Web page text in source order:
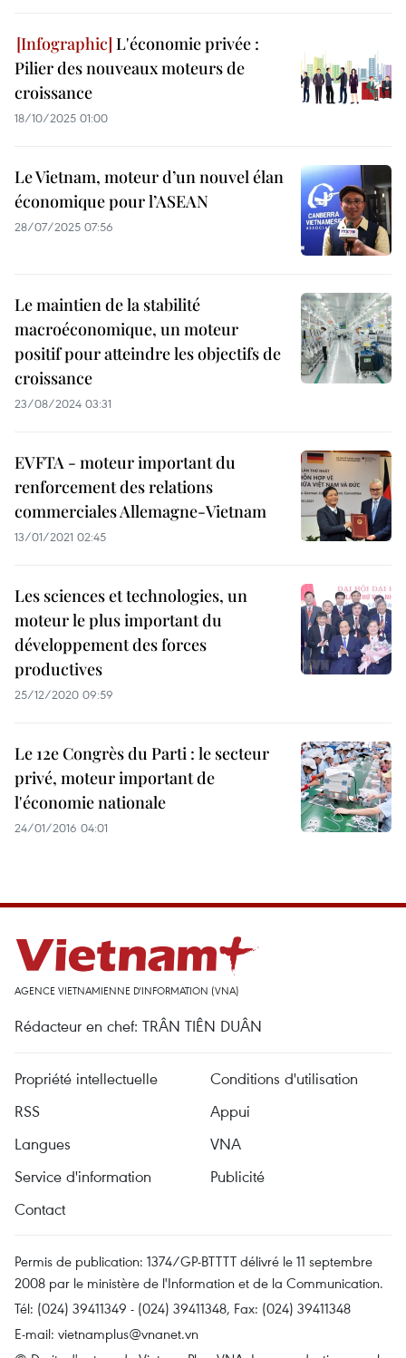
L'économie privée :
Pilier des nouveaux moteurs de
croissance
18/10/2025 01:00
Le Vietnam, moteur d’un nouvel élan
économique pour l’ASEAN
28/07/2025 07:56
Le maintien de la stabilité
macroéconomique, un moteur
positif pour atteindre les objectifs de
croissance
23/08/2024 03:31
EVFTA - moteur important du
renforcement des relations
commerciales Allemagne-Vietnam
13/01/2021 02:45
Les sciences et technologies, un
moteur le plus important du
développement des forces
productives
25/12/2020 09:59
Le 12e Congrès du Parti : le secteur
privé, moteur important de
l'économie nationale
24/01/2016 04:01
AGENCE VIETNAMIENNE D'INFORMATION (VNA)
Rédacteur en chef: TRÂN TIÊN DUÂN
Propriété intellectuelle
Conditions d'utilisation
RSS
Appui
Langues
VNA
Service d'information
Publicité
Contact
Permis de publication: 1374/GP-BTTTT délivré le 11 septembre
2008 par le ministère de l'Information et de la Communication.
Tél: (024) 39411349 - (024) 39411348, Fax: (024) 39411348
E-mail: vietnamplus@vnanet.vn